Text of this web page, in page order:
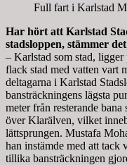
Full fart i Karlstad
Har hört att Karlstad
stadsloppen, stämmer
– Karlstad som stad,
flack stad med vatten vart
deltagarna i Karlstad
bansträckningens lägsta
meter från resterande
över Klarälven, vilket
lättsprungen. Mustafa
han instämde med att tack
tillika bansträckningen